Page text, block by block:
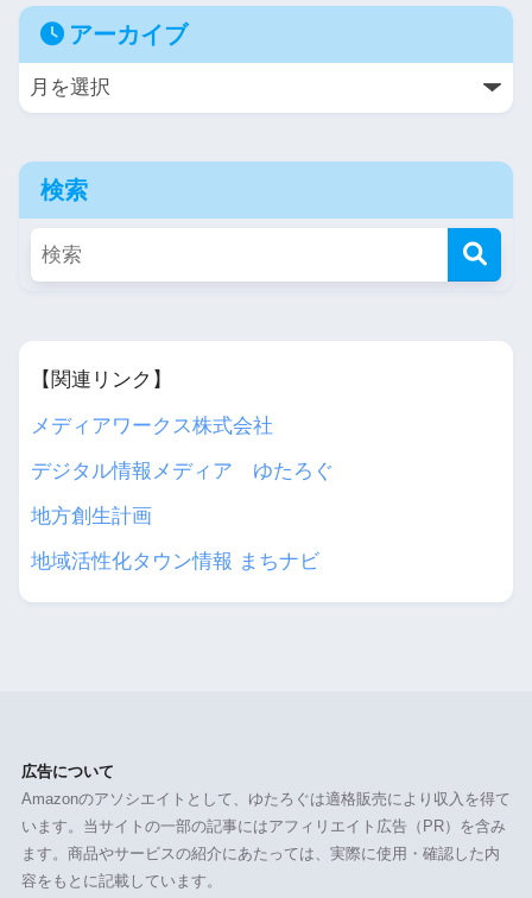
アーカイブ
検索
【関連リンク】
メディアワークス株式会社
デジタル情報メディア ゆたろぐ
地方創生計画
地域活性化タウン情報 まちナビ
広告について
Amazonのアソシエイトとして、ゆたろぐは適格販売により収入を得て
います。当サイトの一部の記事にはアフィリエイト広告（PR）を含み
ます。商品やサービスの紹介にあたっては、実際に使用・確認した内
容をもとに記載しています。